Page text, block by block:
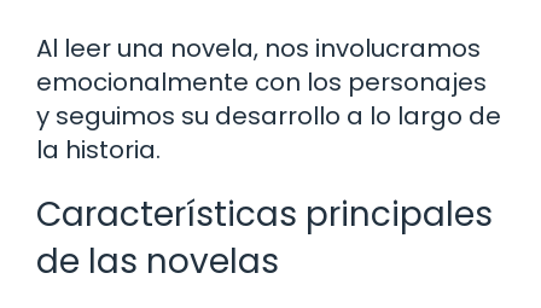
Al leer una novela, nos involucramos
emocionalmente con los personajes
y seguimos su desarrollo a lo largo de
la historia.
Características principales
de las novelas